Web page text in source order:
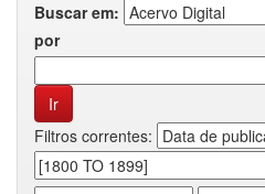
Buscar em:
por
Filtros correntes: